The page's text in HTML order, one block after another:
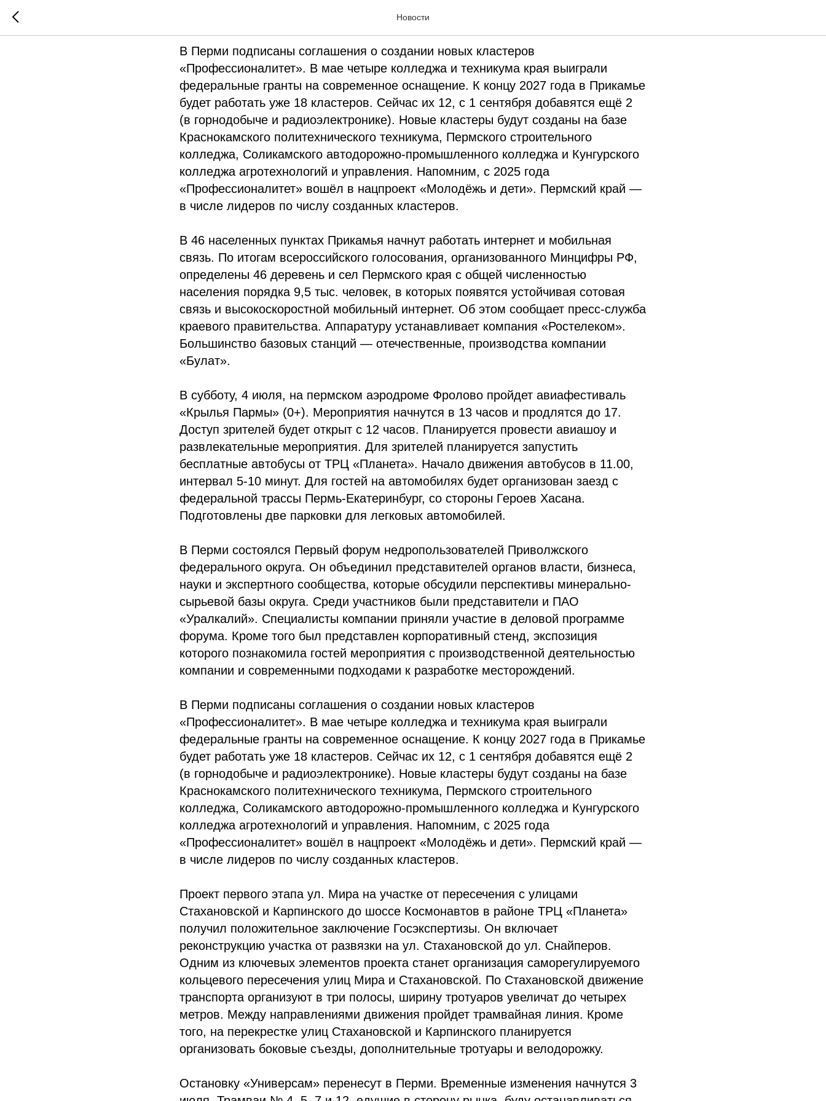
Новости
Новости дня. 3 июля 2026
В Перми подписаны соглашения о создании новых кластеров
«Профессионалитет». В мае четыре колледжа и техникума края выиграли
федеральные гранты на современное оснащение. К концу 2027 года в Прикамье
будет работать уже 18 кластеров. Сейчас их 12, с 1 сентября добавятся ещё 2
(в горнодобыче и радиоэлектронике). Новые кластеры будут созданы на базе
Краснокамского политехнического техникума, Пермского строительного
колледжа, Соликамского автодорожно-промышленного колледжа и Кунгурского
колледжа агротехнологий и управления. Напомним, с 2025 года
«Профессионалитет» вошёл в нацпроект «Молодёжь и дети». Пермский край —
в числе лидеров по числу созданных кластеров.
В 46 населенных пунктах Прикамья начнут работать интернет и мобильная
связь. По итогам всероссийского голосования, организованного Минцифры РФ,
определены 46 деревень и сел Пермского края с общей численностью
населения порядка 9,5 тыс. человек, в которых появятся устойчивая сотовая
связь и высокоскоростной мобильный интернет. Об этом сообщает пресс-служба
краевого правительства. Аппаратуру устанавливает компания «Ростелеком».
Большинство базовых станций — отечественные, производства компании
«Булат».
В субботу, 4 июля, на пермском аэродроме Фролово пройдет авиафестиваль
«Крылья Пармы» (0+). Мероприятия начнутся в 13 часов и продлятся до 17.
Доступ зрителей будет открыт с 12 часов. Планируется провести авиашоу и
развлекательные мероприятия. Для зрителей планируется запустить
бесплатные автобусы от ТРЦ «Планета». Начало движения автобусов в 11.00,
интервал 5-10 минут. Для гостей на автомобилях будет организован заезд с
федеральной трассы Пермь-Екатеринбург, со стороны Героев Хасана.
Подготовлены две парковки для легковых автомобилей.
В Перми состоялся Первый форум недропользователей Приволжского
федерального округа. Он объединил представителей органов власти, бизнеса,
науки и экспертного сообщества, которые обсудили перспективы минерально-
сырьевой базы округа. Среди участников были представители и ПАО
«Уралкалий». Специалисты компании приняли участие в деловой программе
форума. Кроме того был представлен корпоративный стенд, экспозиция
которого познакомила гостей мероприятия с производственной деятельностью
компании и современными подходами к разработке месторождений.
В Перми подписаны соглашения о создании новых кластеров
«Профессионалитет». В мае четыре колледжа и техникума края выиграли
федеральные гранты на современное оснащение. К концу 2027 года в Прикамье
будет работать уже 18 кластеров. Сейчас их 12, с 1 сентября добавятся ещё 2
(в горнодобыче и радиоэлектронике). Новые кластеры будут созданы на базе
Краснокамского политехнического техникума, Пермского строительного
колледжа, Соликамского автодорожно-промышленного колледжа и Кунгурского
колледжа агротехнологий и управления. Напомним, с 2025 года
«Профессионалитет» вошёл в нацпроект «Молодёжь и дети». Пермский край —
в числе лидеров по числу созданных кластеров.
Проект первого этапа ул. Мира на участке от пересечения с улицами
Стахановской и Карпинского до шоссе Космонавтов в районе ТРЦ «Планета»
получил положительное заключение Госэкспертизы. Он включает
реконструкцию участка от развязки на ул. Стахановской до ул. Снайперов.
Одним из ключевых элементов проекта станет организация саморегулируемого
кольцевого пересечения улиц Мира и Стахановской. По Стахановской движение
транспорта организуют в три полосы, ширину тротуаров увеличат до четырех
метров. Между направлениями движения пройдет трамвайная линия. Кроме
того, на перекрестке улиц Стахановской и Карпинского планируется
организовать боковые съезды, дополнительные тротуары и велодорожку.
Остановку «Универсам» перенесут в Перми. Временные изменения начнутся 3